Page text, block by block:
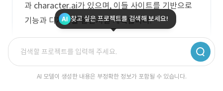
과 character.ai가 있으며, 이들 사이트를 기반으로
기능과 디자인을 발전시킬 계획입니다.
로그인 후 무료 견적 상담 받으세요.
찾고 싶은 프로젝트를 검색해 보세요!
AI 모델이 생성한 내용은 부정확한 정보가 포함될 수 있습니다.